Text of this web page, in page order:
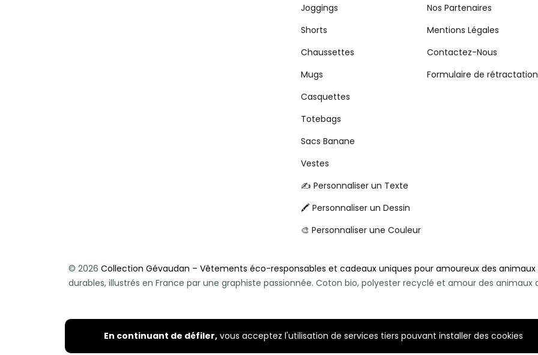
Joggings
Shorts
Chaussettes
Mugs
Casquettes
Totebags
Sacs Banane
Vestes
✍️ Personnaliser un Texte
🖍️ Personnaliser un Dessin
🎨 Personnaliser une Couleur
Nos Partenaires
Mentions Légales
Contactez-Nous
Formulaire de rétractation
© 2026 Collection Gévaudan – Vêtements éco-responsables et cadeaux uniques pour amoureux des animaux
durables, illustrés en France par une graphiste passionnée. Coton bio, polyester recyclé et amour des
En continuant de défiler,vous acceptez l'utilisation de services tiers pouvant installer des cookies